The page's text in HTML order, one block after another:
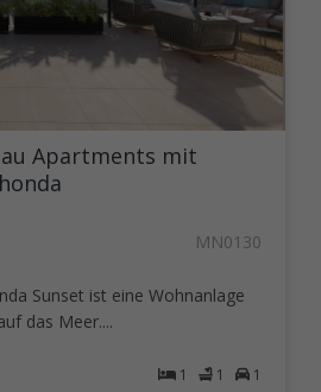
Apartments mit
MN0130
Sunset ist eine Wohnanlage
das Meer....
1 1 1